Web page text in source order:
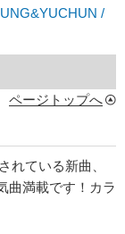
/
ページトップへ
れている新曲、
曲満載です！カラ